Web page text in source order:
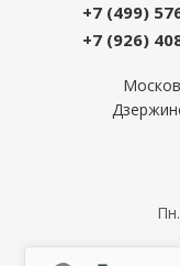
+7 (499)
+7 (926)